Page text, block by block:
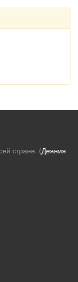
стране. (Деяния